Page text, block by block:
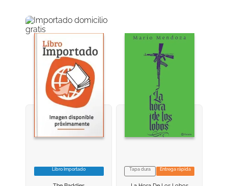
VER INFORMACION
Libro Importado
VER INFORMACION
Tapa dura Entrega rápida